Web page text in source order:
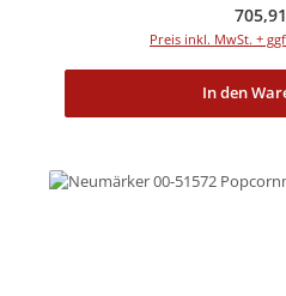
Preis inkl. MwSt. +
In den